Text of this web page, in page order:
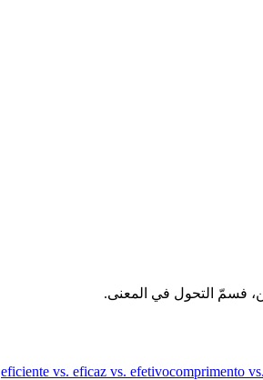
eficiente vs. eficaz vs. efetivocomprimento